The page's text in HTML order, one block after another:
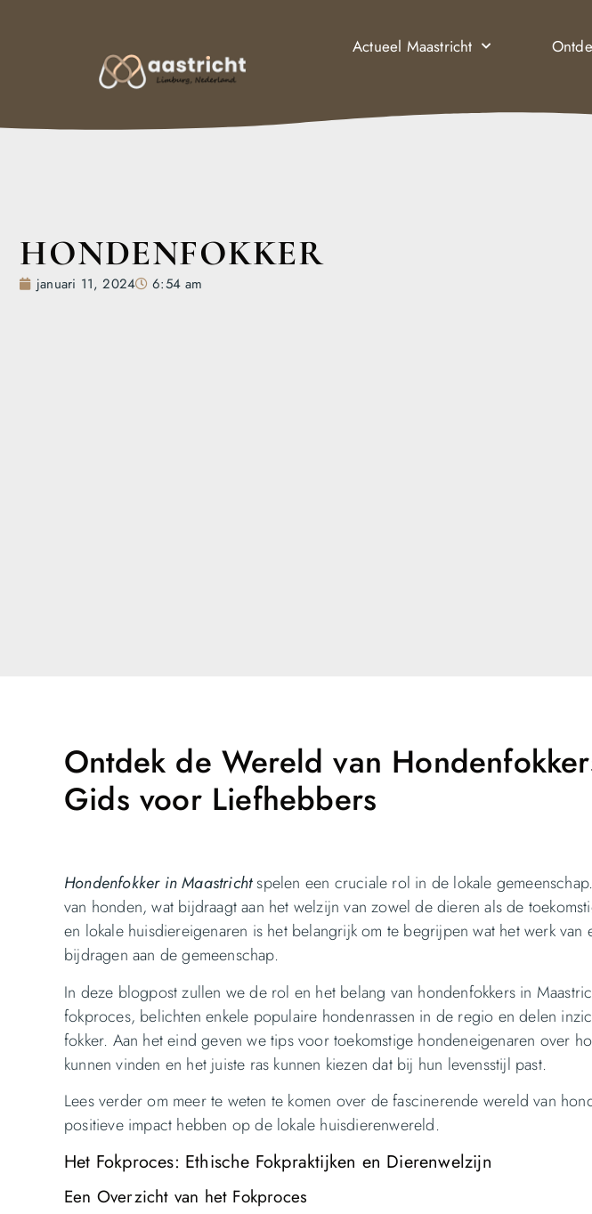
Actueel Maastricht
HONDENFOKKER
januari 11, 2024 6:54 am
Ontdek de Wereld van
Gids voor Liefhebbers
Hondenfokker in Maastrichtspelen een cruciale rol in de lokale
van honden, wat bijdraagt aan het welzijn van zowel de dieren als de
en lokale huisdiereigenaren is het belangrijk om te begrijpen wat het werk
bijdragen aan de gemeenschap.
In deze blogpost zullen we de rol en het belang van hondenfokkers in
fokproces, belichten enkele populaire hondenrassen in de regio en delen
fokker. Aan het eind geven we tips voor toekomstige hondeneigenaren over
kunnen vinden en het juiste ras kunnen kiezen dat bij hun levensstijl past.
Lees verder om meer te weten te komen over de fascinerende wereld van
positieve impact hebben op de lokale huisdierenwereld.
Het Fokproces: Ethische Fokpraktijken en Dierenwelzijn
Een Overzicht van het Fokproces